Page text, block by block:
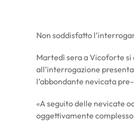
Non soddisfatto
Martedì sera a Vicoforte si
all’interrogazione
l’abbondante nevicata
«A seguito delle nevicate
oggettivamente